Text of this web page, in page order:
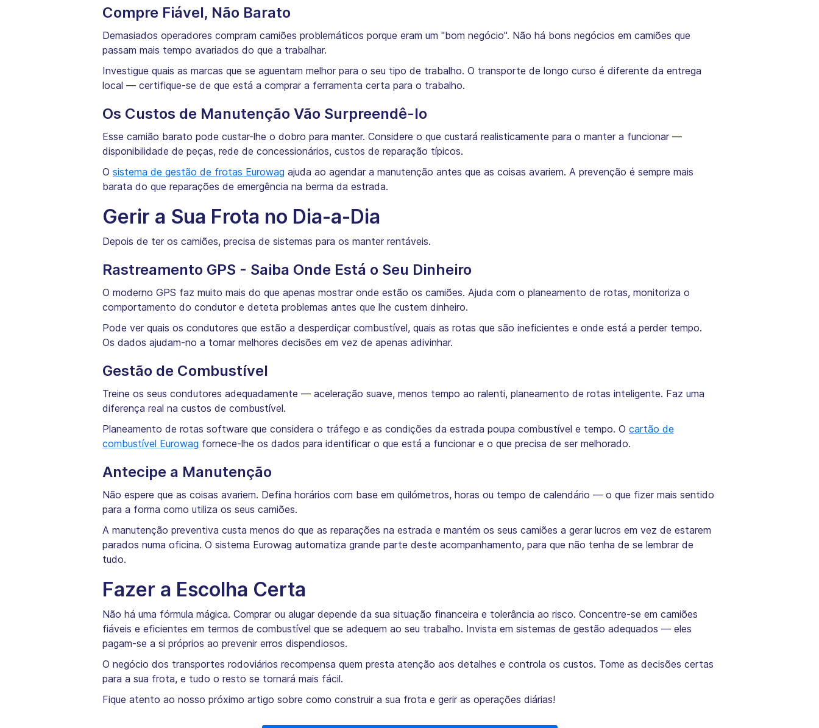
Compre Fiável, Não Barato
Demasiados operadores compram camiões problemáticos porque eram um "bom negócio". Não há bons negócios em camiões que
passam mais tempo avariados do que a trabalhar.
Investigue quais as marcas que se aguentam melhor para o seu tipo de trabalho. O transporte de longo curso é diferente da entrega
local — certifique-se de que está a comprar a ferramenta certa para o trabalho.
Os Custos de Manutenção Vão Surpreendê-lo
Esse camião barato pode custar-lhe o dobro para manter. Considere o que custará realisticamente para o manter a funcionar —
disponibilidade de peças, rede de concessionários, custos de reparação típicos.
O sistema de gestão de frotas Eurowag ajuda ao agendar a manutenção antes que as coisas avariem. A prevenção é sempre mais
barata do que reparações de emergência na berma da estrada.
Gerir a Sua Frota no Dia-a-Dia
Depois de ter os camiões, precisa de sistemas para os manter rentáveis.
Rastreamento GPS - Saiba Onde Está o Seu Dinheiro
O moderno GPS faz muito mais do que apenas mostrar onde estão os camiões. Ajuda com o planeamento de rotas, monitoriza o
comportamento do condutor e deteta problemas antes que lhe custem dinheiro.
Pode ver quais os condutores que estão a desperdiçar combustível, quais as rotas que são ineficientes e onde está a perder tempo.
Os dados ajudam-no a tomar melhores decisões em vez de apenas adivinhar.
Gestão de Combustível
Treine os seus condutores adequadamente — aceleração suave, menos tempo ao ralenti, planeamento de rotas inteligente. Faz uma
diferença real na custos de combustível.
Planeamento de rotas software que considera o tráfego e as condições da estrada poupa combustível e tempo. O cartão de
combustível Eurowag fornece-lhe os dados para identificar o que está a funcionar e o que precisa de ser melhorado.
Antecipe a Manutenção
Não espere que as coisas avariem. Defina horários com base em quilómetros, horas ou tempo de calendário — o que fizer mais sentido
para a forma como utiliza os seus camiões.
A manutenção preventiva custa menos do que as reparações na estrada e mantém os seus camiões a gerar lucros em vez de estarem
parados numa oficina. O sistema Eurowag automatiza grande parte deste acompanhamento, para que não tenha de se lembrar de
tudo.
Fazer a Escolha Certa
Não há uma fórmula mágica. Comprar ou alugar depende da sua situação financeira e tolerância ao risco. Concentre-se em camiões
fiáveis e eficientes em termos de combustível que se adequem ao seu trabalho. Invista em sistemas de gestão adequados — eles
pagam-se a si próprios ao prevenir erros dispendiosos.
O negócio dos transportes rodoviários recompensa quem presta atenção aos detalhes e controla os custos. Tome as decisões certas
para a sua frota, e tudo o resto se tornará mais fácil.
Fique atento ao nosso próximo artigo sobre como construir a sua frota e gerir as operações diárias!